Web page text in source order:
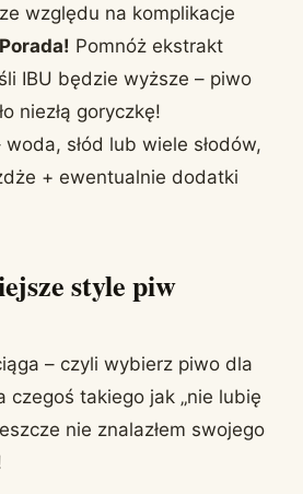
względu na komplikacje
Porada! Pomnóż ekstrakt
IBU będzie wyższe – piwo
niezłą goryczkę!
woda, słód lub wiele słodów,
+ ewentualnie dodatki
style piw
– czyli wybierz piwo dla
czegoś takiego jak „nie lubię
nie znalazłem swojego